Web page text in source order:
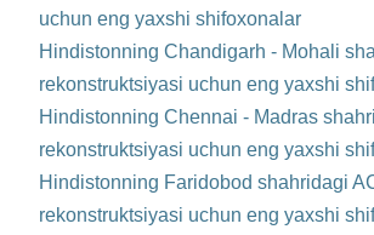
uchun eng yaxshi shifoxonalar
Hindistonning Chandigarh - Mohali
rekonstruktsiyasi uchun eng yaxshi
Hindistonning Chennai - Madras
rekonstruktsiyasi uchun eng yaxshi
Hindistonning Faridobod shahridagi
rekonstruktsiyasi uchun eng yaxshi